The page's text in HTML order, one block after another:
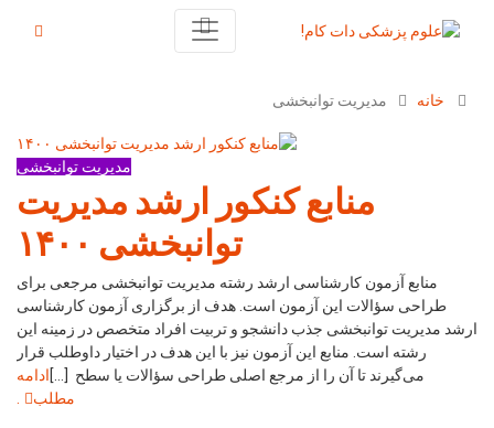
خانه مدیریت توانبخشی
مدیریت توانبخشی
منابع کنکور ارشد مدیریت
توانبخشی ۱۴۰۰
منابع آزمون کارشناسی ارشد رشته مدیریت توانبخشی مرجعی برای
طراحی سؤالات این آزمون است. هدف از برگزاری آزمون کارشناسی
ارشد مدیریت توانبخشی جذب دانشجو و تربیت افراد متخصص در زمینه این
رشته است. منابع این آزمون نیز با این هدف در اختیار داوطلب قرار
می‌گیرند تا آن را از مرجع اصلی طراحی سؤالات یا سطح […]ادامه
مطلب